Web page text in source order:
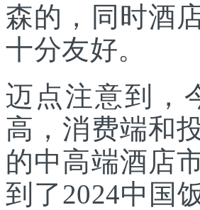
森的，同时酒
十分友好。
迈点注意到，
高，消费端和
的中高端酒店
到了2024中国